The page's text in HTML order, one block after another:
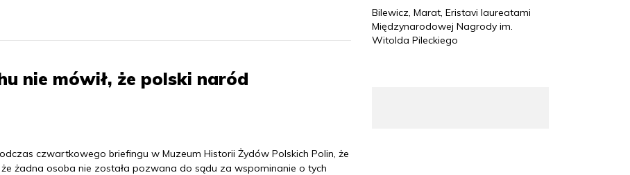
nie mówił, że polski naród
czwartkowego briefingu w Muzeum Historii Żydów Polskich Polin, że
żadna osoba nie została pozwana do sądu za wspominanie o tych
Bilewicz, Marat, Eristavi laureatami
Międzynarodowej Nagrody im.
Witolda Pileckiego